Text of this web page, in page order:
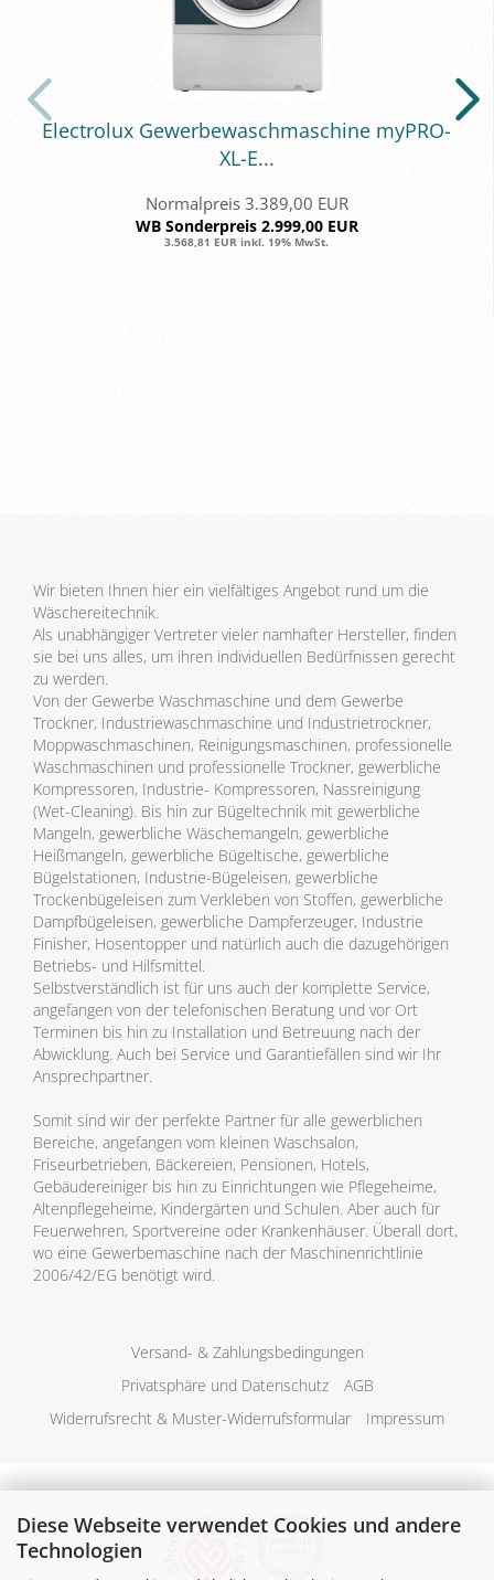
Diese Webseite verwendet Cookies und andere
Technologien
Elec­tro­lux Ge­wer­be­wasch­ma­schi­ne myPRO-​​
XL-E...
Normalpreis 3.389,00 EUR
WB Sonderpreis 2.999,00 EUR
3.568,81 EUR inkl. 19% MwSt.
Wir bieten Ihnen hier ein vielfältiges Angebot rund um die
Wäschereitechnik.
Als unabhängiger Vertreter vieler namhafter Hersteller, finden
sie bei uns alles, um ihren individuellen Bedürfnissen gerecht
zu werden.
Von der Gewerbe Waschmaschine und dem Gewerbe
Trockner, Industriewaschmaschine und Industrietrockner,
Moppwaschmaschinen, Reinigungsmaschinen, professionelle
Waschmaschinen und professionelle Trockner, gewerbliche
Kompressoren, Industrie- Kompressoren, Nassreinigung
(Wet-Cleaning). Bis hin zur Bügeltechnik mit gewerbliche
Mangeln, gewerbliche Wäschemangeln, gewerbliche
Heißmangeln, gewerbliche Bügeltische, gewerbliche
Bügelstationen, Industrie-Bügeleisen, gewerbliche
Trockenbügeleisen zum Verkleben von Stoffen, gewerbliche
Dampfbügeleisen, gewerbliche Dampferzeuger, Industrie
Finisher, Hosentopper und natürlich auch die dazugehörigen
Betriebs- und Hilfsmittel.
Selbstverständlich ist für uns auch der komplette Service,
angefangen von der telefonischen Beratung und vor Ort
Terminen bis hin zu Installation und Betreuung nach der
Abwicklung. Auch bei Service und Garantiefällen sind wir Ihr
Ansprechpartner.
Somit sind wir der perfekte Partner für alle gewerblichen
Bereiche, angefangen vom kleinen Waschsalon,
Friseurbetrieben, Bäckereien, Pensionen, Hotels,
Gebäudereiniger bis hin zu Einrichtungen wie Pflegeheime,
Altenpflegeheime, Kindergärten und Schulen. Aber auch für
Feuerwehren, Sportvereine oder Krankenhäuser. Überall dort,
wo eine Gewerbemaschine nach der Maschinenrichtlinie
2006/42/EG benötigt wird.
Versand- & Zahlungsbedingungen
Privatsphäre und Datenschutz
AGB
Widerrufsrecht & Muster-Widerrufsformular
Impressum